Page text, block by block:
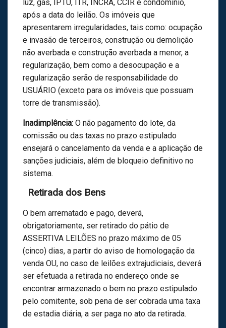
luz, gás, IPTU, ITR, INCRA, CCIR e condomínio,
após a data do leilão. Os imóveis que
apresentarem irregularidades, tais como: ocupação
e invasão de terceiros, construção ou demolição
não averbada e construção averbada a menor, a
regularização, bem como a desocupação e a
regularização serão de responsabilidade do
USUÁRIO (exceto para os imóveis que possuam
torre de transmissão).
Inadimplência: O não pagamento do lote, da
comissão ou das taxas no prazo estipulado
ensejará o cancelamento da venda e a aplicação de
sanções judiciais, além de bloqueio definitivo no
sistema.
Retirada dos Bens
O bem arrematado e pago, deverá,
obrigatoriamente, ser retirado do pátio de
ASSERTIVA LEILÕES no prazo máximo de 05
(cinco) dias, a partir do aviso de homologação da
venda OU, no caso de leilões extrajudiciais, deverá
ser efetuada a retirada no endereço onde se
encontrar armazenado o bem no prazo estipulado
pelo comitente, sob pena de ser cobrada uma taxa
de estadia diária, a ser paga no ato da retirada.